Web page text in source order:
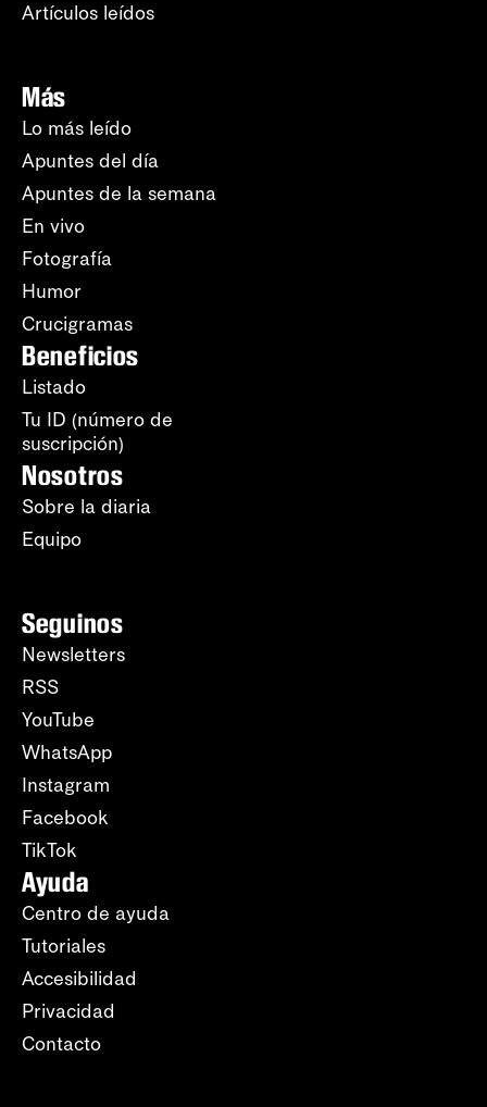
Artículos leídos
Más
Lo más leído
Apuntes del día
Apuntes de la semana
En vivo
Fotografía
Humor
Crucigramas
Beneficios
Listado
Tu ID (número de
suscripción)
Nosotros
Sobre la diaria
Equipo
Seguinos
Newsletters
RSS
YouTube
WhatsApp
Instagram
Facebook
TikTok
Ayuda
Centro de ayuda
Tutoriales
Accesibilidad
Privacidad
Contacto